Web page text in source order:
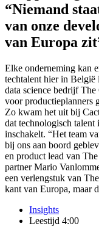
“Niemand
van onze
van Europa
Elke onderneming kan
techtalent hier in België
data science bedrijf
voor productieplanners
Zo kwam het uit bij
dat technologisch
inschakelt. “Het team
bij ons aan boord
en product lead van
partner Mario
een verlengstuk van
kant van Europa, maar
Insights
Leestijd 4:00